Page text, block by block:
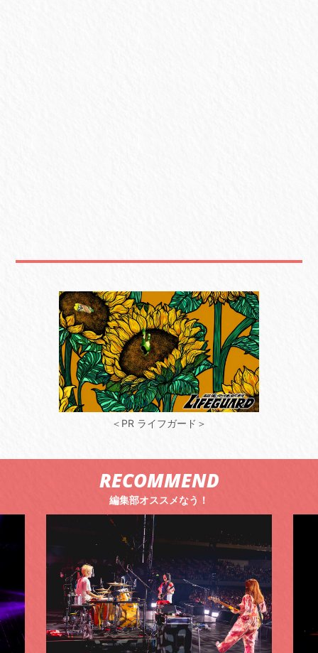
＜PR ライフガード＞
RECOMMEND
編集部オススメなう！